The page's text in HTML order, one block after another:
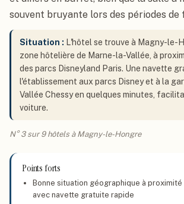
souvent bruyante lors des périodes
Situation : L'hôtel se trouve à Magny-le-
zone hôtelière de Marne-la-Vallée, à
des parcs Disneyland Paris. Une navette
l'établissement aux parcs Disney et à la
Vallée Chessy en quelques minutes,
voiture.
N° 3 sur 9 hôtels à Magny-le-Hongre
Points forts
Bonne situation géographique à
avec navette gratuite rapide